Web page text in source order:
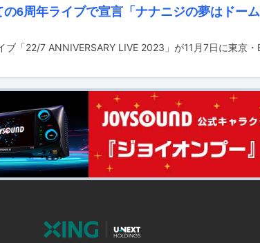
6周年ライブで宣言「ナナニジの夢はドー